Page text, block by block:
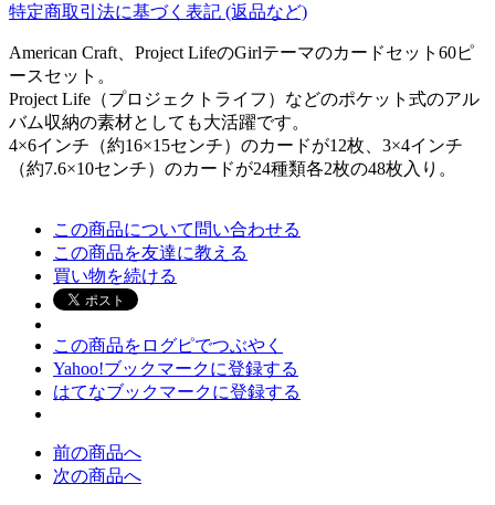
特定商取引法に基づく表記 (返品など)
American Craft、Project LifeのGirlテーマのカードセット60ピ
ースセット。
Project Life（プロジェクトライフ）などのポケット式のアル
バム収納の素材としても大活躍です。
4×6インチ（約16×15センチ）のカードが12枚、3×4インチ
（約7.6×10センチ）のカードが24種類各2枚の48枚入り。
この商品について問い合わせる
この商品を友達に教える
買い物を続ける
この商品をログピでつぶやく
Yahoo!ブックマークに登録する
はてなブックマークに登録する
前の商品へ
次の商品へ